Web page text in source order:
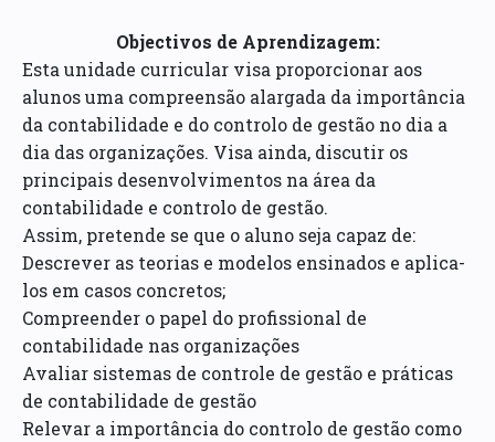
Objectivos de Aprendizagem:
Esta unidade curricular visa proporcionar aos
alunos uma compreensão alargada da importância
da contabilidade e do controlo de gestão no dia a
dia das organizações. Visa ainda, discutir os
principais desenvolvimentos na área da
contabilidade e controlo de gestão.
Assim, pretende se que o aluno seja capaz de:
Descrever as teorias e modelos ensinados e aplica-
los em casos concretos;
Compreender o papel do profissional de
contabilidade nas organizações
Avaliar sistemas de controle de gestão e práticas
de contabilidade de gestão
Relevar a importância do controlo de gestão como